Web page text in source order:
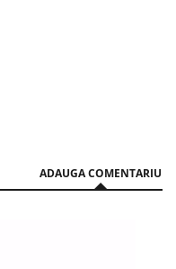
ADAUGA COMENTARIU